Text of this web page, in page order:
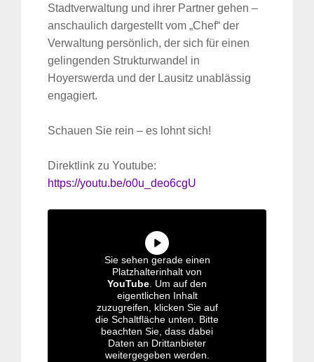
Stadtverwaltung und ihrer Partner gehen –
anschaulich dargestellt vom „Chef“ der
Verwaltung persönlich, der sich für einen
gelingenden Strukturwandel in
Hoyerswerda und der Lausitz unablässig
engagiert.
Schauen Sie rein – es lohnt sich!
Direktlink zu Youtube:
https://youtu.be/o0u_deo6cgU
Sie sehen gerade einen
Platzhalterinhalt von
YouTube. Um auf den
eigentlichen Inhalt
zuzugreifen, klicken Sie auf
die Schaltfläche unten. Bitte
beachten Sie, dass dabei
Daten an Drittanbieter
weitergegeben werden.